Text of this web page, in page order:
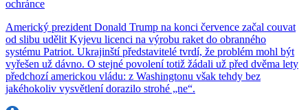
ochránce
Americký prezident Donald Trump na konci července začal couvat
od slibu udělit Kyjevu licenci na výrobu raket do obranného
systému Patriot. Ukrajinští představitelé tvrdí, že problém mohl být
vyřešen už dávno. O stejné povolení totiž žádali už před dvěma lety
předchozí americkou vládu: z Washingtonu však tehdy bez
jakéhokoliv vysvětlení dorazilo strohé „ne“.